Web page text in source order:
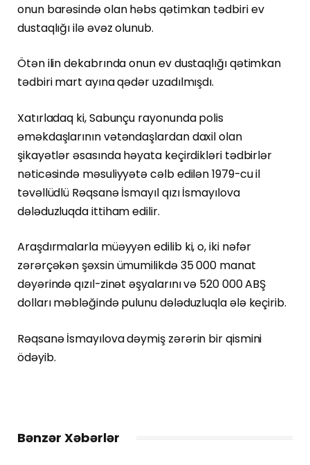
onun barəsində olan həbs qətimkan tədbiri ev
dustaqlığı ilə əvəz olunub.
Ötən ilin dekabrında onun ev dustaqlığı qətimkan
tədbiri mart ayına qədər uzadılmışdı.
Xatırladaq ki, Sabunçu rayonunda polis
əməkdaşlarının vətəndaşlardan daxil olan
şikayətlər əsasında həyata keçirdikləri tədbirlər
nəticəsində məsuliyyətə cəlb edilən 1979-cu il
təvəllüdlü Rəqsanə İsmayıl qızı İsmayılova
dələduzluqda ittiham edilir.
Araşdırmalarla müəyyən edilib ki, o, iki nəfər
zərərçəkən şəxsin ümumilikdə 35 000 manat
dəyərində qızıl-zinət əşyalarını və 520 000 ABŞ
dolları məbləğində pulunu dələduzluqla ələ keçirib.
Rəqsanə İsmayılova dəymiş zərərin bir qismini
ödəyib.
Bənzər Xəbərlər